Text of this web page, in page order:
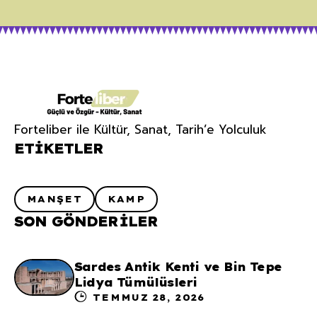
Forteliber ile Kültür, Sanat, Tarih’e Yolculuk
ETIKETLER
MANŞET KAMP
SON GÖNDERILER
Sardes Antik Kenti ve Bin Tepe
Lidya Tümülüsleri
TEMMUZ 28, 2026